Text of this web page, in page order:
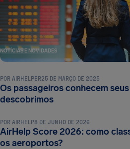
NOTÍCIAS E NOVIDADES
POR AIRHELPER25 DE MARÇO DE 2025
Os passageiros conhecem
descobrimos
NOTÍCIAS E NOVIDADES
POR AIRHELP8 DE JUNHO DE 2026
AirHelp Score 2026: como
os aeroportos?